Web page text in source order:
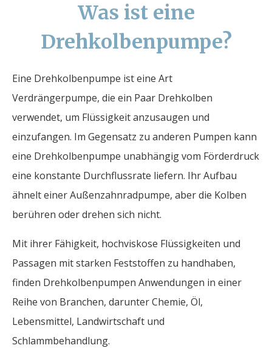
Was ist eine
Drehkolbenpumpe?
Eine Drehkolbenpumpe ist eine Art
Verdrängerpumpe, die ein Paar Drehkolben
verwendet, um Flüssigkeit anzusaugen und
einzufangen. Im Gegensatz zu anderen Pumpen kann
eine Drehkolbenpumpe unabhängig vom Förderdruck
eine konstante Durchflussrate liefern. Ihr Aufbau
ähnelt einer Außenzahnradpumpe, aber die Kolben
berühren oder drehen sich nicht.
Mit ihrer Fähigkeit, hochviskose Flüssigkeiten und
Passagen mit starken Feststoffen zu handhaben,
finden Drehkolbenpumpen Anwendungen in einer
Reihe von Branchen, darunter Chemie, Öl,
Lebensmittel, Landwirtschaft und
Schlammbehandlung.